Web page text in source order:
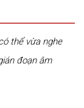
thể vừa nghe
đoạn âm